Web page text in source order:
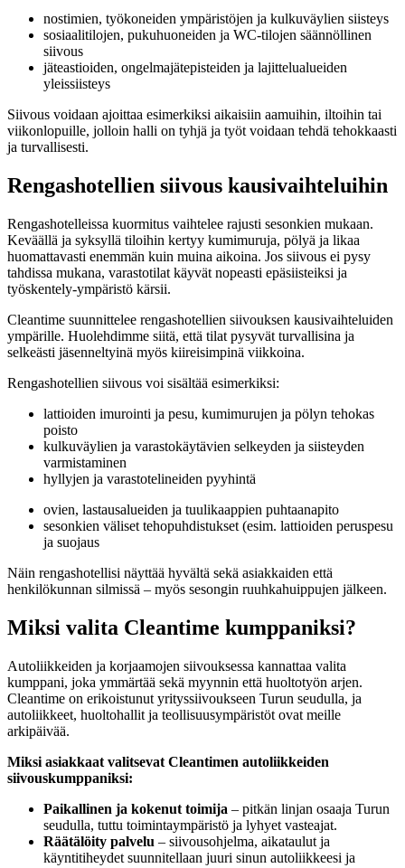
nostimien, työkoneiden ympäristöjen ja kulkuväylien siisteys
sosiaalitilojen, pukuhuoneiden ja WC-tilojen säännöllinen
siivous
jäteastioiden, ongelmajätepisteiden ja lajittelualueiden
yleissiisteys
Siivous voidaan ajoittaa esimerkiksi aikaisiin aamuihin, iltoihin tai
viikonlopuille, jolloin halli on tyhjä ja työt voidaan tehdä tehokkaasti
ja turvallisesti.
Rengashotellien siivous kausivaihteluihin
Rengashotelleissa kuormitus vaihtelee rajusti sesonkien mukaan.
Keväällä ja syksyllä tiloihin kertyy kumimuruja, pölyä ja likaa
huomattavasti enemmän kuin muina aikoina. Jos siivous ei pysy
tahdissa mukana, varastotilat käyvät nopeasti epäsiisteiksi ja
työskentely-ympäristö kärsii.
Cleantime suunnittelee rengashotellien siivouksen kausivaihteluiden
ympärille. Huolehdimme siitä, että tilat pysyvät turvallisina ja
selkeästi jäsenneltyinä myös kiireisimpinä viikkoina.
Rengashotellien siivous voi sisältää esimerkiksi:
lattioiden imurointi ja pesu, kumimurujen ja pölyn tehokas
poisto
kulkuväylien ja varastokäytävien selkeyden ja siisteyden
varmistaminen
hyllyjen ja varastotelineiden pyyhintä
ovien, lastausalueiden ja tuulikaappien puhtaanapito
sesonkien väliset tehopuhdistukset (esim. lattioiden peruspesu
ja suojaus
Näin rengashotellisi näyttää hyvältä sekä asiakkaiden että
henkilökunnan silmissä – myös sesongin ruuhkahuippujen jälkeen.
Miksi valita Cleantime kumppaniksi?
Autoliikkeiden ja korjaamojen siivouksessa kannattaa valita
kumppani, joka ymmärtää sekä myynnin että huoltotyön arjen.
Cleantime on erikoistunut yrityssiivoukseen Turun seudulla, ja
autoliikkeet, huoltohallit ja teollisuusympäristöt ovat meille
arkipäivää.
Miksi asiakkaat valitsevat Cleantimen autoliikkeiden
siivouskumppaniksi:
Paikallinen ja kokenut toimija – pitkän linjan osaaja Turun
seudulla, tuttu toimintaympäristö ja lyhyet vasteajat.
Räätälöity palvelu – siivousohjelma, aikataulut ja
käyntitiheydet suunnitellaan juuri sinun autoliikkeesi ja